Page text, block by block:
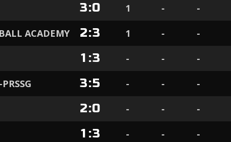
3:0 1 - -
ACADEMY 2:3 1 - -
1 :3 - - -
3:5 - - -
2:0 - - -
1 :3 - - -